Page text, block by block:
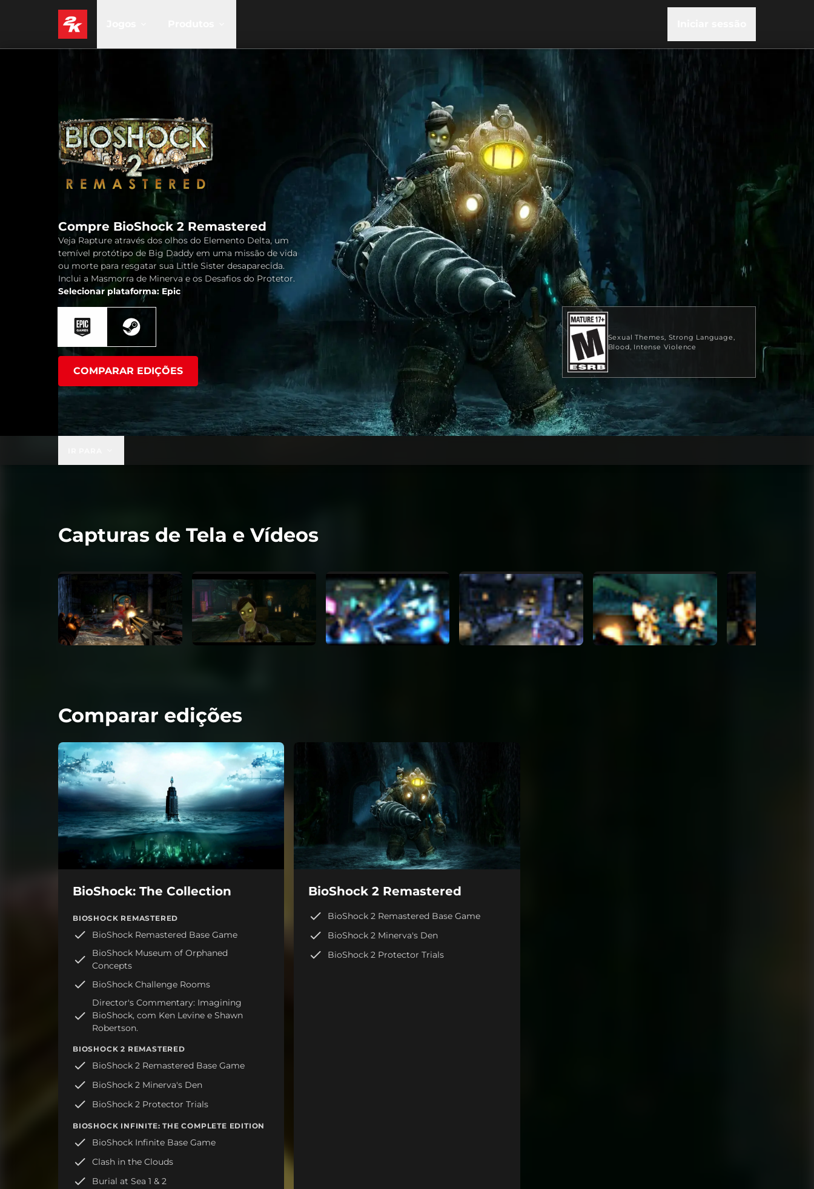
Sexual Themes Strong Language
Blood Intense Violence
Compre BioShock 2 Remastered
Veja Rapture através dos olhos do Elemento Delta, um
temível protótipo de Big Daddy em uma missão de vida
ou morte para resgatar sua Little Sister desaparecida.
Inclui a Masmorra de Minerva e os Desafios do Protetor.
Selecionar plataforma: Epic
COMPARAR EDIÇÕES
Capturas de Tela e Vídeos
Comparar edições
BioShock: The Collection
BIOSHOCK REMASTERED
BioShock Remastered Base Game
BioShock Museum of Orphaned
Concepts
BioShock Challenge Rooms
Director's Commentary: Imagining
BioShock, com Ken Levine e Shawn
Robertson.
BIOSHOCK 2 REMASTERED
BioShock 2 Remastered Base Game
BioShock 2 Minerva's Den
BioShock 2 Protector Trials
BIOSHOCK INFINITE: THE COMPLETE EDITION
BioShock Infinite Base Game
Clash in the Clouds
Burial at Sea 1 & 2
BioShock 2 Remastered
BioShock 2 Remastered Base Game
BioShock 2 Minerva's Den
BioShock 2 Protector Trials